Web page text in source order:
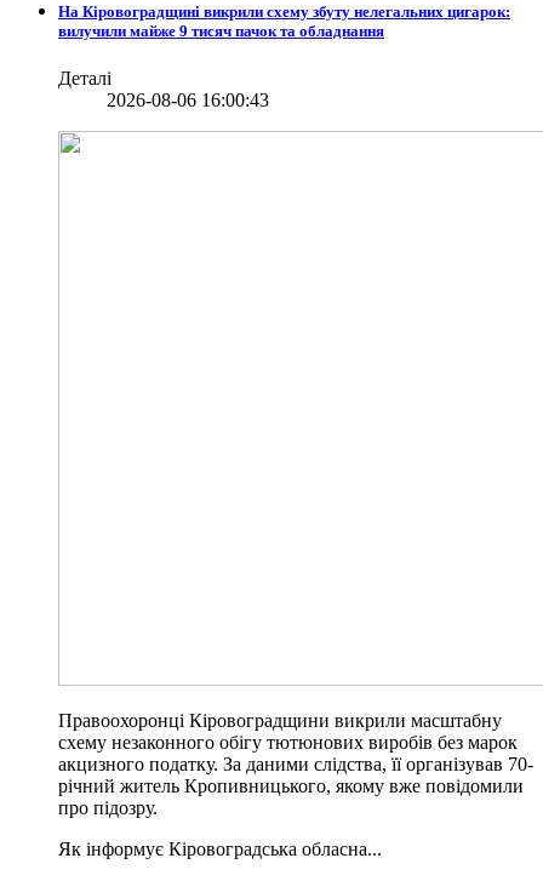
На Кіровоградщині викрили схему збуту нелегальних цигарок:
вилучили майже 9 тисяч пачок та обладнання
Деталі
2026-08-06 16:00:43
Правоохоронці Кіровоградщини викрили масштабну
схему незаконного обігу тютюнових виробів без марок
акцизного податку. За даними слідства, її організував 70-
річний житель Кропивницького, якому вже повідомили
про підозру.
Як інформує Кіровоградська обласна...